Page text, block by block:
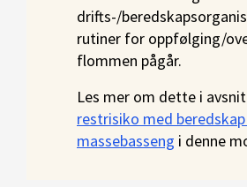
drifts-/
rutiner for oppfølging/
flommen pågår.
Les mer om dette i
restrisiko med beredskap
massebasseng i denne